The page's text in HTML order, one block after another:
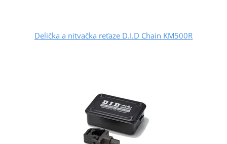
Delička a nitvačka reťaze D.I.D Chain KM500R